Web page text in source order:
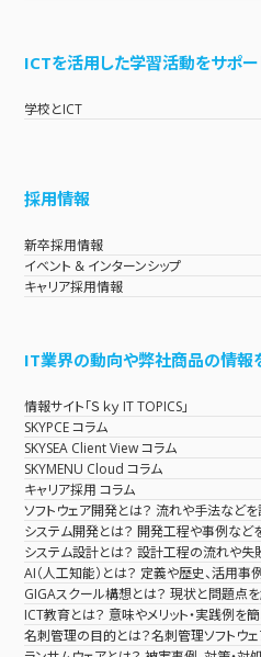
ICTを活用した学習活動をサポー
学校とICT
採用情報
新卒採用情報
イベント & インターンシップ
キャリア採用情報
IT業界の動向や弊社商品の情報
情報サイト「Ｓｋｙ IT TOPICS」
SKYPCE コラム
SKYSEA Client View コラム
SKYMENU Cloud コラム
キャリア採用 コラム
ソフトウェア開発とは？ 流れや手法などを
システム開発とは？ 開発工程や事例など
システム設計とは？ 設計工程の流れや失
AI（人工知能）とは？ 定義や歴史、活用
GIGAスクール構想とは？ 現状と問題点
ICT教育とは？ 意味やメリット・実践例を
名刺管理の目的とは？名刺管理ソフトウ